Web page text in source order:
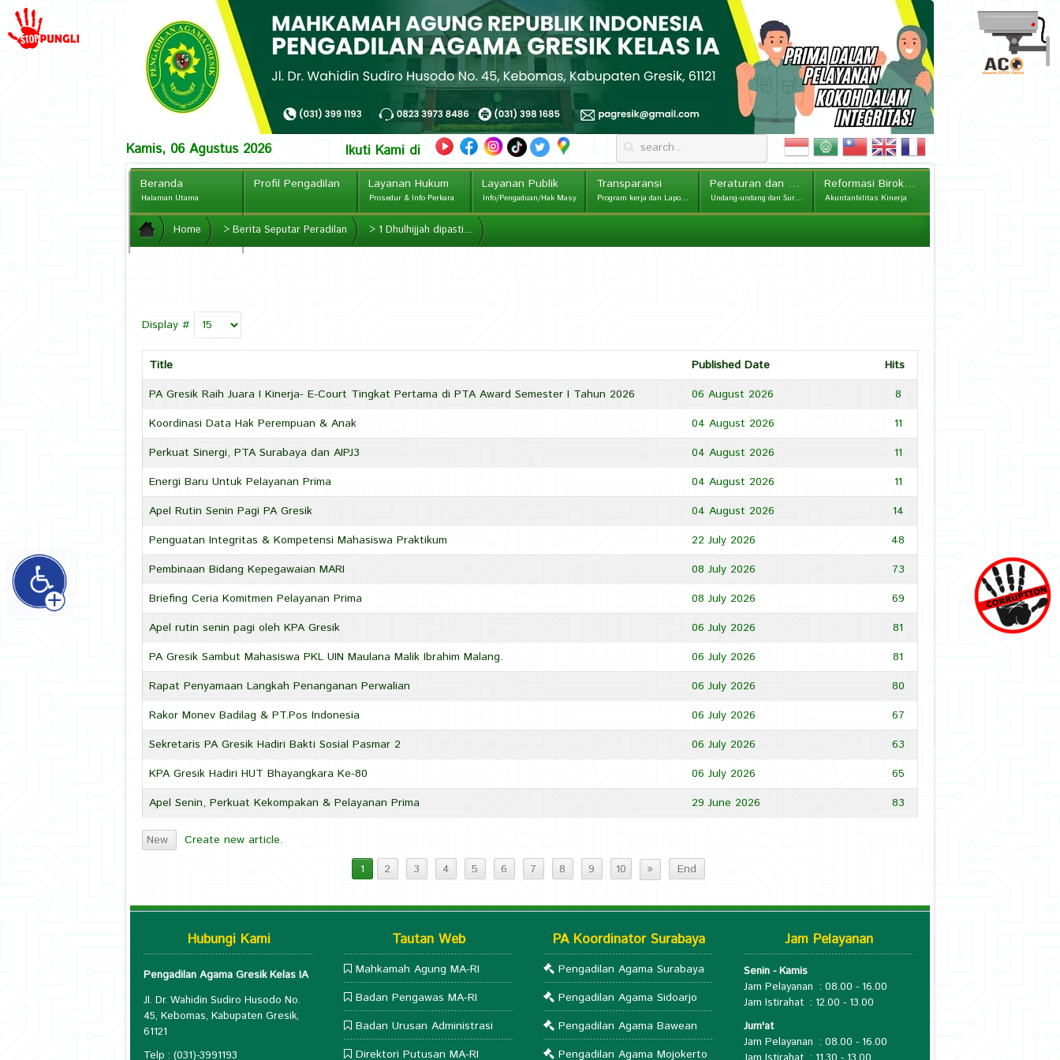
Kamis, 06 Agustus 2026 Ikuti Kami di
Beranda
Halaman Utama
Profil Pengadilan Layanan Hukum
Prosedur & Info Perkara
Layanan Publik
Info/Pengaduan/Hak Masy
Transparansi
Program kerja dan Laporan
Peraturan dan Kebijakan
Undang-undang dan Surat Edaran
Reformasi Birokrasi
Akuntanbilitas Kinerja
PPID CCTV Online
Home > Berita Seputar Peradilan > 1 Dhulhijjah dipasti....
Display #
Title Published Date
Hits
PA Gresik Raih Juara I Kinerja- E-Court Tingkat Pertama di PTA Award Semester I Tahun 2026
06 August 2026
8
Koordinasi Data Hak Perempuan & Anak
04 August 2026
11
Perkuat Sinergi, PTA Surabaya dan AIPJ3
04 August 2026
11
Energi Baru Untuk Pelayanan Prima
04 August 2026
11
Apel Rutin Senin Pagi PA Gresik
04 August 2026
14
Penguatan Integritas & Kompetensi Mahasiswa Praktikum
22 July 2026
48
Pembinaan Bidang Kepegawaian MARI
08 July 2026
73
Briefing Ceria Komitmen Pelayanan Prima
08 July 2026
69
Apel rutin senin pagi oleh KPA Gresik
06 July 2026
81
PA Gresik Sambut Mahasiswa PKL UIN Maulana Malik Ibrahim Malang.
06 July 2026
81
Rapat Penyamaan Langkah Penanganan Perwalian
06 July 2026
80
Rakor Monev Badilag & PT.Pos Indonesia
06 July 2026
67
Sekretaris PA Gresik Hadiri Bakti Sosial Pasmar 2
06 July 2026
63
KPA Gresik Hadiri HUT Bhayangkara Ke-80
06 July 2026
65
Apel Senin, Perkuat Kekompakan & Pelayanan Prima
29 June 2026 83
New
Create new article.
1
2 3 4 5 6 7 8 9 10 » End
Hubungi Kami
Pengadilan Agama Gresik Kelas IA
Jl. Dr. Wahidin Sudiro Husodo No.
45, Kebomas, Kabupaten Gresik,
61121
Telp : (031)-3991193
Tautan Web
Mahkamah Agung MA-RI
Badan Pengawas MA-RI
Badan Urusan Administrasi
Direktori Putusan MA-RI
PA Koordinator Surabaya
Pengadilan Agama Surabaya
Pengadilan Agama Sidoarjo
Pengadilan Agama Bawean
Pengadilan Agama Mojokerto
Jam Pelayanan
Senin - Kamis
Jam Pelayanan : 08.00 - 16.00
Jam Istirahat : 12.00 - 13.00
Jum'at
Jam Pelayanan : 08.00 - 16.00